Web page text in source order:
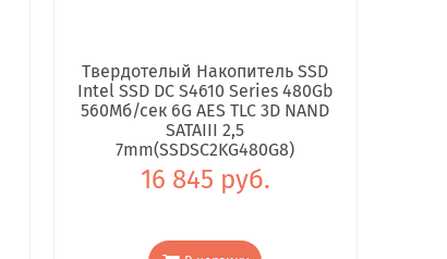
Твердотелый Накопитель SSD
Intel SSD DC S4610 Series 480Gb
560Мб/сек 6G AES TLC 3D NAND
SATAIII 2,5
7mm(SSDSC2KG480G8)
16 845 руб.